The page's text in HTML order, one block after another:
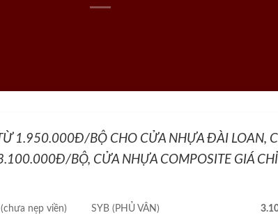
1.950.000Đ/BỘ CHO CỬA NHỰA ĐÀI LOAN,
BỘ, CỬA NHỰA COMPOSITE GIÁ
(chưa nẹp viền) SYB (PHỦ VÂN)